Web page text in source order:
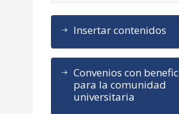
Insertar contenidos
Convenios con
para la comunidad
universitaria